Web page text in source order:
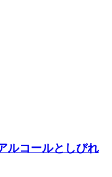
ルコールとしびれ